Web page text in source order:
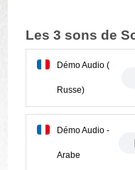
Les 3 sons de
Démo Audio (
Russe)
Démo Audio -
Arabe